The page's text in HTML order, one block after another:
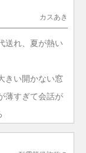
カスあき
送れ、夏が熱い
きい開かない窓
薄すぎて会話が